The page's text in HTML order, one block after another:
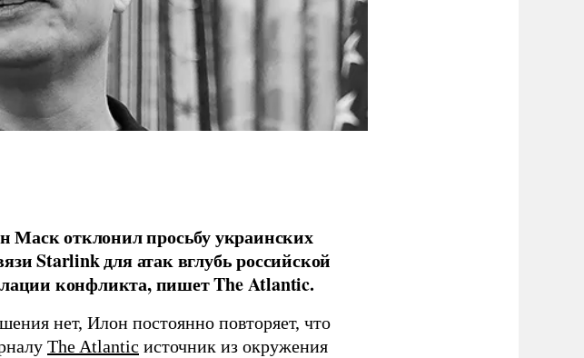
отклонил просьбу украинских
Starlink для атак вглубь российской
конфликта, пишет The Atlantic.
нет, Илон постоянно повторяет, что
The Atlantic источник из окружения